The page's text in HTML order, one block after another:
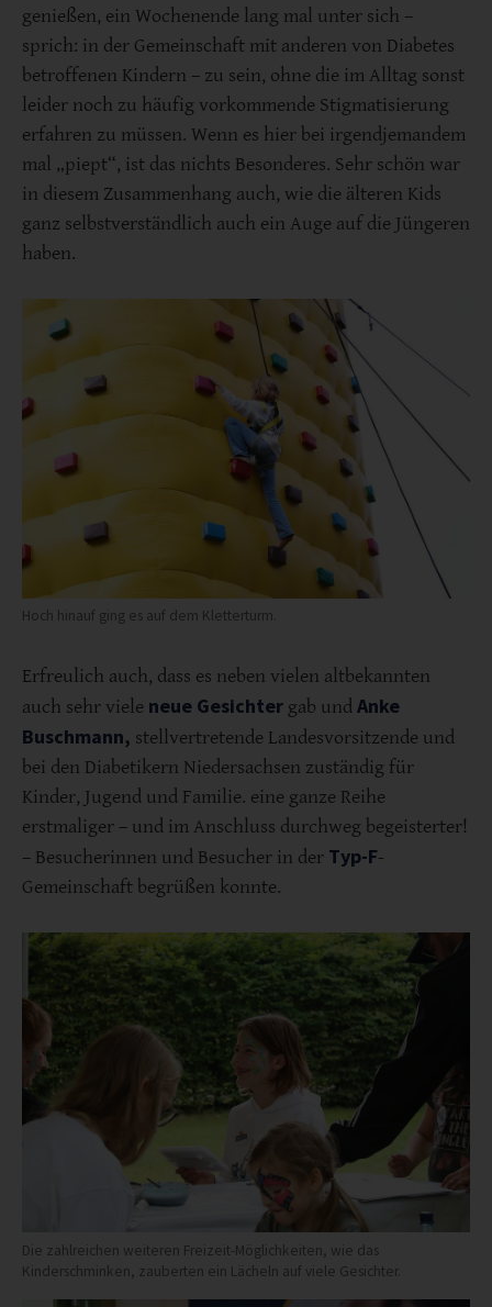
genießen, ein Wochenende lang mal unter sich –
sprich: in der Gemeinschaft mit anderen von Diabetes
betroffenen Kindern – zu sein, ohne die im Alltag sonst
leider noch zu häufig vorkommende Stigmatisierung
erfahren zu müssen. Wenn es hier bei irgendjemandem
mal „piept“, ist das nichts Besonderes. Sehr schön war
in diesem Zusammenhang auch, wie die älteren Kids
ganz selbstverständlich auch ein Auge auf die Jüngeren
haben.
Hoch hinauf ging es auf dem Kletterturm.
Erfreulich auch, dass es neben vielen altbekannten
auch sehr viele neue Gesichter gab und Anke
Buschmann, stellvertretende Landesvorsitzende und
bei den Diabetikern Niedersachsen zuständig für
Kinder, Jugend und Familie. eine ganze Reihe
erstmaliger – und im Anschluss durchweg begeisterter!
– Besucherinnen und Besucher in der Typ-F-
Gemeinschaft begrüßen konnte.
Die zahlreichen weiteren Freizeit-Möglichkeiten, wie das
Kinderschminken, zauberten ein Lächeln auf viele Gesichter.